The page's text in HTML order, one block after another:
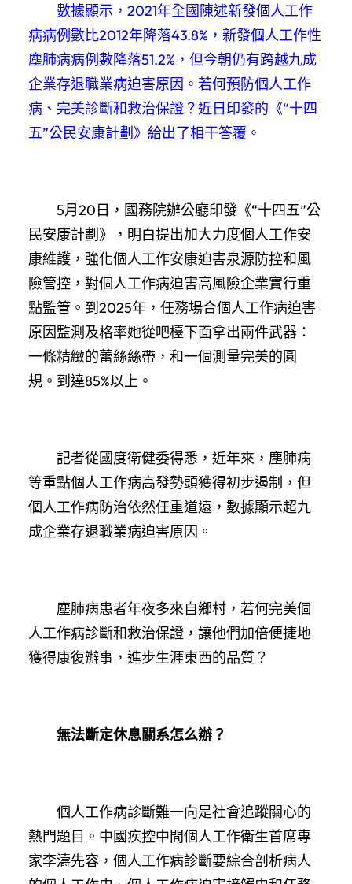
數據顯示，2021年全國陳述新發個人工作
病病例數比2012年降落43.8%，新發個人工作性
塵肺病病例數降落51.2%，但今朝仍有跨越九成
企業存退職業病迫害原因。若何預防個人工作
病、完美診斷和救治保證？近日印發的《“十四
五”公民安康計劃》給出了相干答覆。
5月20日，國務院辦公廳印發《“十四五”公
民安康計劃》，明白提出加大力度個人工作安
康維護，強化個人工作安康迫害泉源防控和風
險管控，對個人工作病迫害高風險企業實行重
點監管。到2025年，任務場合個人工作病迫害
原因監測及格率她從吧檯下面拿出兩件武器：
一條精緻的蕾絲絲帶，和一個測量完美的圓
規。到達85%以上。
記者從國度衛健委得悉，近年來，塵肺病
等重點個人工作病高發勢頭獲得初步遏制，但
個人工作病防治依然任重道遠，數據顯示超九
成企業存退職業病迫害原因。
塵肺病患者年夜多來自鄉村，若何完美個
人工作病診斷和救治保證，讓他們加倍便捷地
獲得康復辦事，進步生涯東西的品質？
無法斷定休息關系怎么辦？
個人工作病診斷難一向是社會追蹤關心的
熱門題目。中國疾控中間個人工作衛生首席專
家李濤先容，個人工作病診斷要綜合剖析病人